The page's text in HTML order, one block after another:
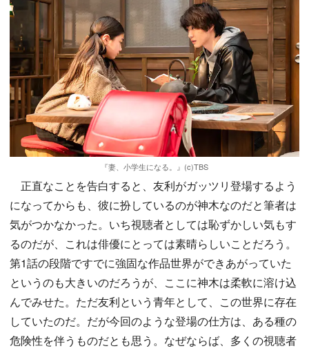
『妻、小学生になる。』(c)TBS
正直なことを告白すると、友利がガッツリ登場するよう
になってからも、彼に扮しているのが神木なのだと筆者は
気がつかなかった。いち視聴者としては恥ずかしい気もす
るのだが、これは俳優にとっては素晴らしいことだろう。
第1話の段階ですでに強固な作品世界ができあがっていた
というのも大きいのだろうが、ここに神木は柔軟に溶け込
んでみせた。ただ友利という青年として、この世界に存在
していたのだ。だが今回のような登場の仕方は、ある種の
危険性を伴うものだとも思う。なぜならば、多くの視聴者